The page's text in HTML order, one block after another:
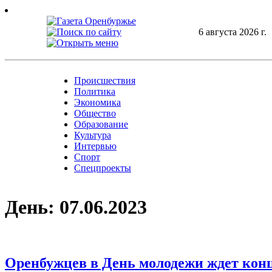
Skip
6 августа 2026 г.
Происшествия
Политика
Экономика
Общество
Образование
Культура
Интервью
Спорт
Спецпроекты
День: 07.06.2023
Оренбужцев в День молодежи ждет